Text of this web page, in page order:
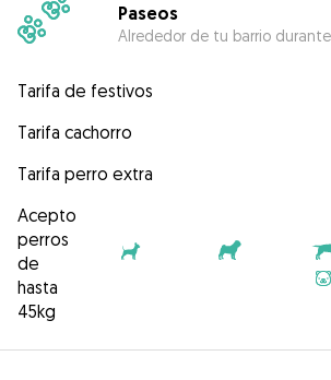
Paseos
Alrededor de tu barrio durante
Tarifa de festivos
Tarifa cachorro
Tarifa perro extra
Acepto
perros
de
hasta
45kg